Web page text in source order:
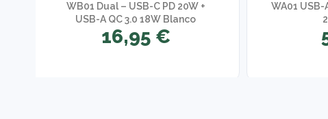
WB01 Dual – USB-C PD 20W +
USB-A QC 3.0 18W Blanco
16,95 €
WA01 USB-